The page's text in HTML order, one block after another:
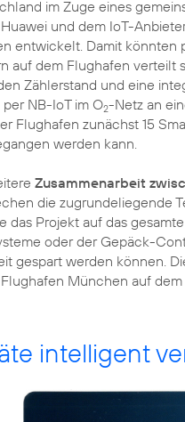
im Zuge eines
und dem IoT-
entwickelt. Damit könnten
auf dem Flughafen verteilt
Zählerstand und eine
NB-IoT im O2-Netz an
Flughafen zunächst 15
werden kann.
Zusammenarbeit
die zugrundeliegende
das Projekt auf das
oder der Gepäck-
gespart werden können.
München auf dem
intelligent